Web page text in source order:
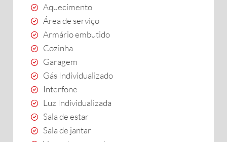
Aquecimento
Área de serviço
Armário embutido
Cozinha
Garagem
Gás Individualizado
Interfone
Luz Individualizada
Sala de estar
Sala de jantar